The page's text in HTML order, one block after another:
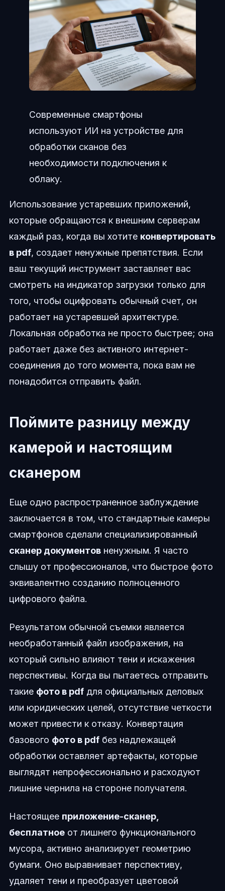
Современные смартфоны
используют ИИ на устройстве для
обработки сканов без
необходимости подключения к
облаку.
Использование устаревших приложений,
которые обращаются к внешним серверам
каждый раз, когда вы хотите конвертировать
в pdf, создает ненужные препятствия. Если
ваш текущий инструмент заставляет вас
смотреть на индикатор загрузки только для
того, чтобы оцифровать обычный счет, он
работает на устаревшей архитектуре.
Локальная обработка не просто быстрее; она
работает даже без активного интернет-
соединения до того момента, пока вам не
понадобится отправить файл.
Поймите разницу между
камерой и настоящим
сканером
Еще одно распространенное заблуждение
заключается в том, что стандартные камеры
смартфонов сделали специализированный
сканер документовненужным. Я часто
слышу от профессионалов, что быстрое фото
эквивалентно созданию полноценного
цифрового файла.
Результатом обычной съемки является
необработанный файл изображения, на
который сильно влияют тени и искажения
перспективы. Когда вы пытаетесь отправить
такие фото в pdfдля официальных деловых
или юридических целей, отсутствие четкости
может привести к отказу. Конвертация
базового фото в pdfбез надлежащей
обработки оставляет артефакты, которые
выглядят непрофессионально и расходуют
лишние чернила на стороне получателя.
Настоящее приложение-сканер,
бесплатноеот лишнего функционального
мусора, активно анализирует геометрию
бумаги. Оно выравнивает перспективу,
удаляет тени и преобразует цветовой